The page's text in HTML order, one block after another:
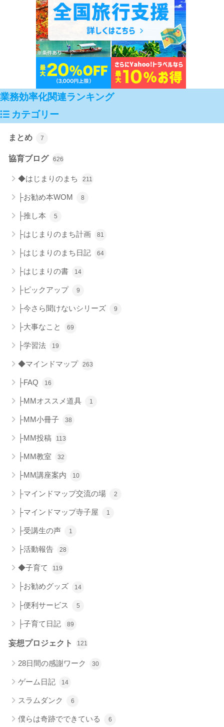
業務効率化関連ランキング
カテゴリー
まとめ 7
協育ブログ 626
◆はじまりのまち 211
├お勧め本WOM 8
├推し本 5
├はじまりのまち計画 81
├はじまりのまち日記 64
├はじまりの書 14
├ピックアップ 9
├今さら聞けないシリーズ 9
├大事なこと 69
├学習法 19
◆マインドマップ 263
├FAQ 16
├MMオススメ道具 1
├MM小冊子 38
├MM投稿 113
├MM教室 32
├MM講座案内 10
├マインドマップ交流の場 2
├マインドマップ寺子屋 1
├受講生の声 1
├活動報告 28
◆子育て 119
├お勧めグッズ 14
├便利サービス 5
├子育て日記 89
妄想プロジェクト 121
28日間の感謝ワーク 30
ゲーム日記 14
スラムダンク 6
僕らは奇跡でできている 6